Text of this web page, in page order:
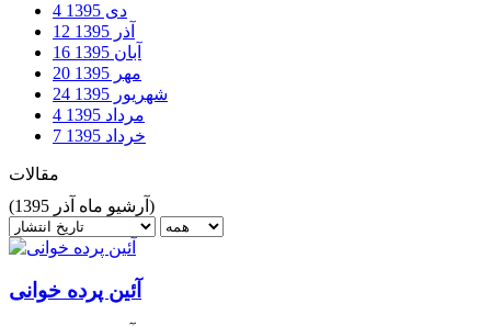
دی 1395
4
آذر 1395
12
آبان 1395
16
مهر 1395
20
شهریور 1395
24
مرداد 1395
4
خرداد 1395
7
مقالات
(آرشیو ماه آذر 1395)
آئین پرده خوانی